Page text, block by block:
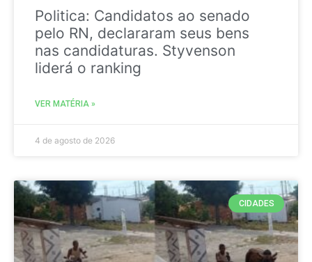
Politica: Candidatos ao senado
pelo RN, declararam seus bens
nas candidaturas. Styvenson
liderá o ranking
VER MATÉRIA »
4 de agosto de 2026
CIDADES